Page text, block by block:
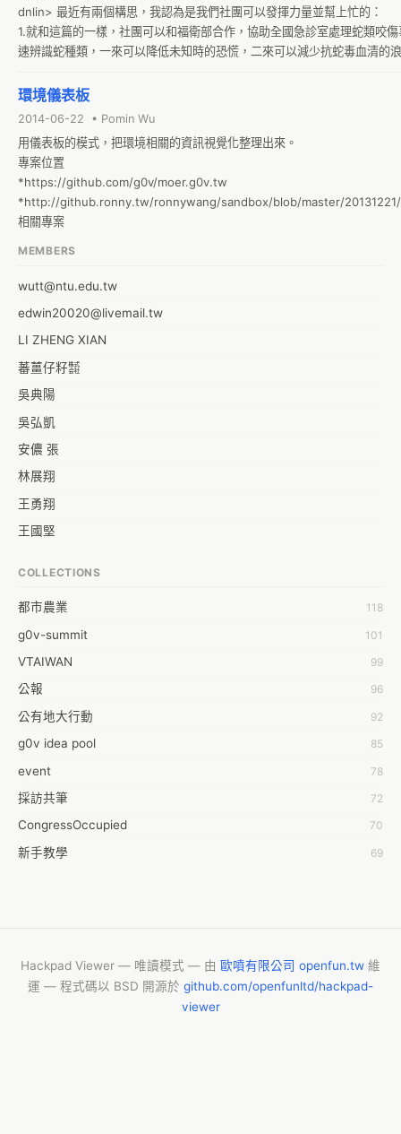
dnlin> 最近有兩個構思，我認為是我們社團可以發揮力量並幫上忙的：
1.就和這篇的一樣，社團可以和福衛部合作，協助全國急診室處理蛇類咬
速辨識蛇種類，一來可以降低未知時的恐慌，二來可以減少抗蛇毒血清的
社團有許多人具有正確處理蛇類的觀念和技能，由我們社團認證過的志工
環境儀表板
2014-06-22 • Pomin Wu
用儀表板的模式，把環境相關的資訊視覺化整理出來。
專案位置
*https://github.com/g0v/moer.g0v.tw
*http://github.ronny.tw/ronnywang/sandbox/blob/master/
相關專案
MEMBERS
wutt@ntu.edu.tw
edwin20020@livemail.tw
LI ZHENG XIAN
蕃薑仔籽㍿
吳典陽
吳弘凱
安儂 張
林展翔
王勇翔
王國堅
蒼時弦也
袁乾鑫
陳泰澄
&#35377;&#24646;&#33287;
-work aeola
0.0
100004224394929@facebook.com
1001000
108級醫三牙二
108���������������������������A������������
26 sakura
568eenknu@gmail.com
COLLECTIONS
都市農業 118
g0v-summit 101
VTAIWAN 99
公報 96
公有地大行動 92
g0v idea pool 85
event 78
採訪共筆 72
CongressOccupied 70
新手教學 69
婚姻平權 34
g0v 文化部 32
Hackpad Viewer — 唯讀模式 — 由 歐噴有限公司 openfun.tw 維
運 — 程式碼以 BSD 開源於 github.com/openfunltd/hackpad-
viewer